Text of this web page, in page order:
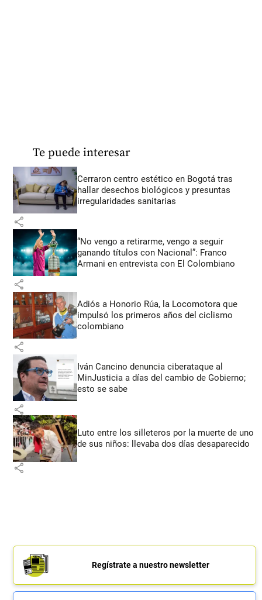
Te puede interesar
Cerraron centro estético en Bogotá tras
hallar desechos biológicos y presuntas
irregularidades sanitarias
share
“No vengo a retirarme, vengo a seguir
ganando títulos con Nacional”: Franco
Armani en entrevista con El Colombiano
share
Adiós a Honorio Rúa, la Locomotora que
impulsó los primeros años del ciclismo
colombiano
share
Iván Cancino denuncia ciberataque al
MinJusticia a días del cambio de Gobierno;
esto se sabe
share
Luto entre los silleteros por la muerte de uno
de sus niños: llevaba dos días desaparecido
share
Regístrate a nuestro newsletter